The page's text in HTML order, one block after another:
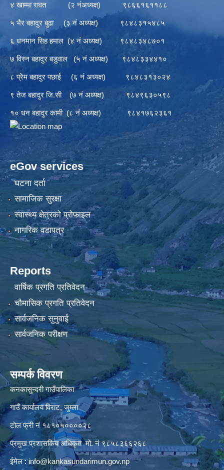
४ खाम्मा रावत (२ नंअध्यक्ष) ९८६६१६११८८
५ भैर बहादुर बुढा (३ नं अध्यक्ष) ९८४८३१५४८५
६ धनमान सिह हमाल (४ नं अध्यक्ष) ९८४८३४८७०१
७ विस्न बहादुर बडुवाल (५ नं अध्यक्ष) ९८४८३३४४१०
८ प्रेम बहादुर पछाई (६ नं अध्यक्ष) ९८४८३१३०२४
९ तेज बहादुर जि.सी (७ नं अध्यक्ष) ९८४९६३०५९८
१० धन बहादुर कामी (८ नं अध्यक्ष) ९८४१७६२३६१
eGov services
घटना दर्ता
सामाजिक सुरक्षा
स्वास्थ्य क्षेत्रको प्रोफाइल
नागरिक वडापत्र
Reports
वार्षिक प्रगति प्रतिवेदन
चौमासिक प्रगति प्रतिवेदन
सार्वजनिक सुनुवाई
सार्वजनिक परीक्षण
सम्पर्क विवरण
कनकासुन्दरी गाउँपालिका
गाउँ कार्यालय विराट, जुम्ला
टोल फ्री नं १८१०५००००२८
प्रमुख प्रशासकिय अधिकृत मो. नं ९८५८३६६२६८
ईमेल :info@kankasundarimun.gov.np